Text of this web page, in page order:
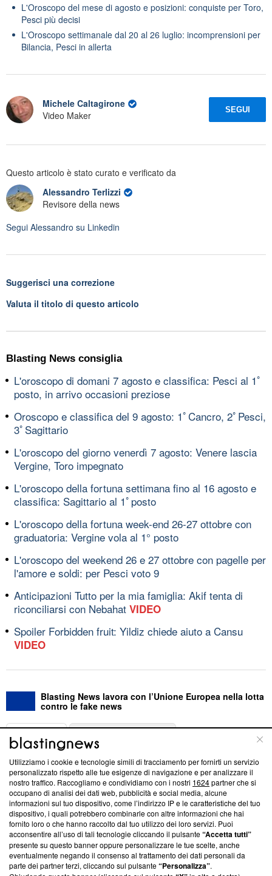
L'Oroscopo del mese di agosto e posizioni: conquiste per Toro,
Pesci più decisi
L'Oroscopo settimanale dal 20 al 26 luglio: incomprensioni per
Bilancia, Pesci in allerta
Michele Caltagirone
Video Maker
SEGUI
Questo articolo è stato curato e verificato da
Alessandro Terlizzi
Revisore della news
Segui Alessandro su Linkedin
Suggerisci una correzione
Valuta il titolo di questo articolo
Blasting News consiglia
L'oroscopo di domani 7 agosto e classifica: Pesci al 1ﾟ
posto, in arrivo occasioni preziose
Oroscopo e classifica del 9 agosto: 1ﾟCancro, 2ﾟPesci,
3ﾟSagittario
L'oroscopo del giorno venerdì 7 agosto: Venere lascia
Vergine, Toro impegnato
L'oroscopo della fortuna settimana fino al 16 agosto e
classifica: Sagittario al 1ﾟposto
L'oroscopo della fortuna week-end 26-27 ottobre con
graduatoria: Vergine vola al 1° posto
L'oroscopo del weekend 26 e 27 ottobre con pagelle per
l'amore e soldi: per Pesci voto 9
Anticipazioni Tutto per la mia famiglia: Akif tenta di
riconciliarsi con Nebahat VIDEO
Spoiler Forbidden fruit: Yildiz chiede aiuto a Cansu
VIDEO
Blasting News lavora con l’Unione Europea nella lotta
contro le fake news
ABOUT
Questa sezione offre informazioni trasparenti su Blasting
News, sui nostri processi editoriali e su come ci impegniamo a
creare news di qualità. Inoltre, afferma la nostra aderenza a
‘Trust Project - News with Integrity’Blasting News non è
ancora membro del programma, ma ha richiesto di farne
parte; Trust Project non ha ancora effettuato una verifica di
conformità agli standard.
Su di noi
Utilizziamo i cookie e tecnologie simili di tracciamento per fornirti un servizio
personalizzato rispetto alle tue esigenze di navigazione e per analizzare il
nostro traffico. Raccogliamo e condividiamo con i nostri 1624partner che si
occupano di analisi dei dati web, pubblicità e social media, alcune
informazioni sul tuo dispositivo, come l’indirizzo IP e le caratteristiche del tuo
dispositivo, i quali potrebbero combinarle con altre informazioni che hai
fornito loro o che hanno raccolto dal tuo utilizzo dei loro servizi. Puoi
acconsentire all’uso di tali tecnologie cliccando il pulsante“Accetta tutti”
presente su questo banner oppure personalizzare le tue scelte, anche
eventualmente negando il consenso al trattamento dei dati personali da
parte dei partner terzi, cliccando sul pulsante“Personalizza”.